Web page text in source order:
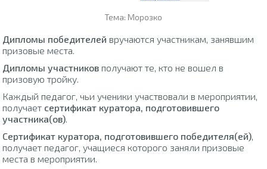
Тема: Морозко
Дипломы победителей вручаются участникам, занявшим
призовые места.
Дипломы участников получают те, кто не вошел в
призовую тройку.
Каждый педагог, чьи ученики участвовали в мероприятии,
получает сертификат куратора, подготовившего
участника(ов).
Сертификат куратора, подготовившего победителя(ей),
получает педагог, учащиеся которого заняли призовые
места в мероприятии.